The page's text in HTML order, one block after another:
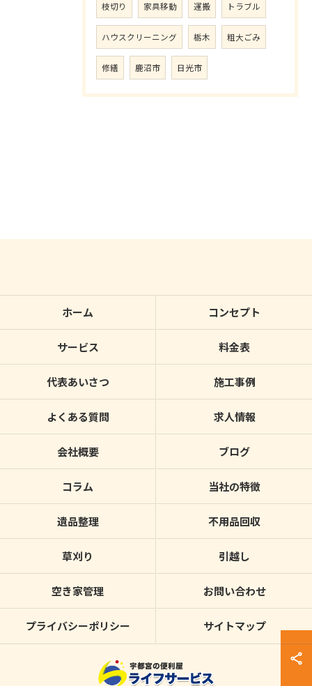
枝切り 家具移動 運搬 トラブル
ハウスクリーニング 栃木 粗大ごみ
修繕 鹿沼市 日光市
ホーム コンセプト
サービス 料金表
代表あいさつ 施工事例
よくある質問 求人情報
会社概要 ブログ
コラム 当社の特徴
遺品整理 不用品回収
草刈り 引越し
空き家管理 お問い合わせ
プライバシーポリシー サイトマップ